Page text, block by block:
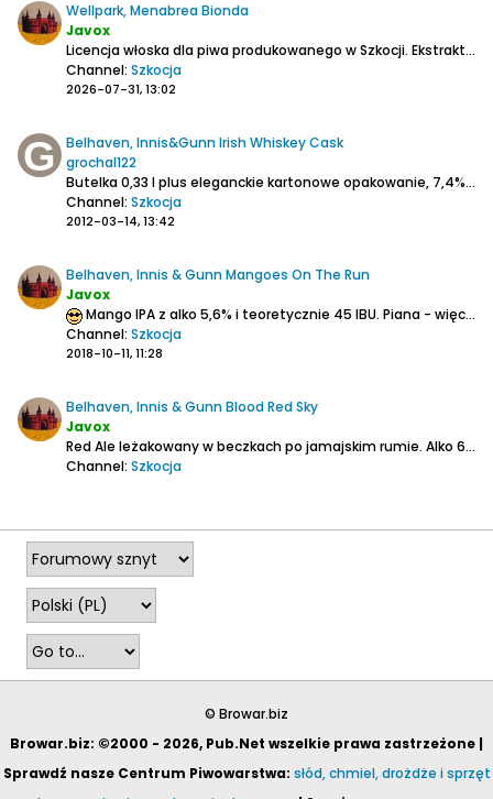
Wellpark, Menabrea Bionda
Javox
Licencja włoska dla piwa produkowanego w Szkocji. Ekstrakt 11.2*, alko 4.8%, IBU 22.
Channel: Szkocja
2026-07-31, 13:02
Belhaven, Innis&Gunn Irish Whiskey Cask
grochal122
Butelka 0,33 l plus eleganckie kartonowe opakowanie, 7,4% alc.
Channel: Szkocja
2012-03-14, 13:42
Belhaven, Innis & Gunn Mangoes On The Run
Javox
Mango IPA z alko 5,6% i teoretycznie 45 IBU. Piana - więcej na początku potem obwódka.
Channel: Szkocja
2018-10-11, 11:28
Belhaven, Innis & Gunn Blood Red Sky
Javox
Red Ale leżakowany w beczkach po jamajskim rumie. Alko 6,8% i IBU 30.
Channel: Szkocja
© Browar.biz
Browar.biz: ©2000 - 2026, Pub.Net wszelkie prawa zastrzeżone |
Sprawdź nasze Centrum Piwowarstwa: słód, chmiel, drożdże i sprzęt